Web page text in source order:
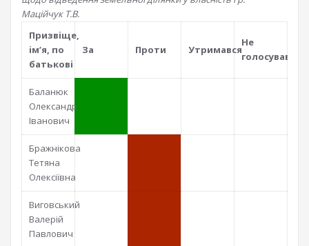
Маційчук Т.В.
Призвiще,
iм’я, по
батьковi
За Проти Утримався
Не
голосував
Баланюк
Олександр
Іванович
Бражнікова
Тетяна
Олексіївна
Виговський
Валерій
Павлович